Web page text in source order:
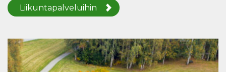
Liikuntapalveluihin